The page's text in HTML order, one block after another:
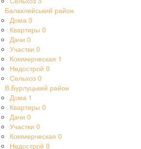
Балаклейський район
Дома 3
Квартиры 0
Дачи 0
Участки 0
Коммерческая 1
Недострой 0
Сельхоз 0
В.Бурлуцький район
Дома 1
Квартиры 0
Дачи 0
Участки 0
Коммерческая 0
Недострой 0